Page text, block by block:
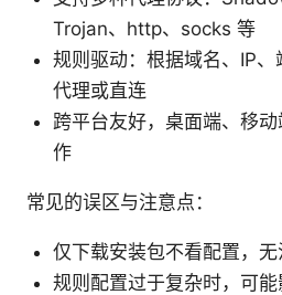
Trojan、http、socks 等
规则驱动：根据域名、IP
代理或直连
跨平台友好，桌面端、移
作
常见的误区与注意点：
仅下载安装包不看配置，无
规则配置过于复杂时，可